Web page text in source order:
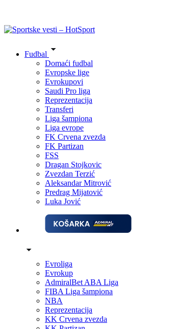
Fudbal
Domaći fudbal
Evropske lige
Evrokupovi
Saudi Pro liga
Reprezentacija
Transferi
Liga šampiona
Liga evrope
FK Crvena zvezda
FK Partizan
FSS
Dragan Stojkovic
Zvezdan Terzić
Aleksandar Mitrović
Predrag Mijatović
Luka Jović
Evroliga
Evrokup
AdmiralBet ABA Liga
FIBA Liga šampiona
NBA
Reprezentacija
KK Crvena zvezda